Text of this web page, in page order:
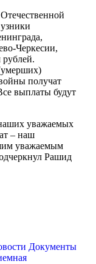
Черкесии,
рублей.
получат
выплаты будут
уважаемых
– наш
уважаемым
Рашид
Документы